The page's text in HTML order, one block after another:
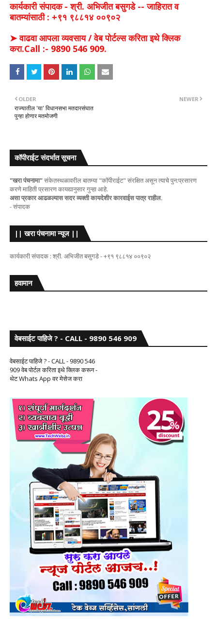
कार्यकारी संपादक - श्री. अभिजीत बसुगडे -- जाहिरात व
बातम्यांसाठी : +९१ ९८८१४ ००९०२
➤ वाढवा आपला व्यवसाय / वेब पोर्टल्स करिता इथे क्लिक
करा.Call :- 9890 546 909.
NEWER
OLDER
राज्यातील 'या' विधानसभा मतदारसंघात
पुन्हा होणार मतमोजणी
कॉपीराईट संदर्भात सूचना
"खरा पंचनामा"संकेतस्थळावरील बातम्या "कॉपीराईट" संरक्षित असून त्याचे पुन:प्रसारण
करणे माहिती प्रसारण कायद्यानुसार गुन्हा आहे.
असा प्रकार आढळल्यास सदर व्यक्ती कायदेशीर कारवाईस पात्र राहील.
- संपादक
|| खरा पंचनामा न्यूज ||
कार्यकारी संपादक : श्री. अभिजीत बसुगडे - +९१ ९८८१४ ००९०२
हवामान
वेबसाईट पाहिजे ? - CALL - 9890 546 909
वेबसाईट पाहिजे ? - CALL - 9890 546
909 वेब पोर्टल करिता इथे क्लिक करून -
थेट Whats App वर मेसेज करा